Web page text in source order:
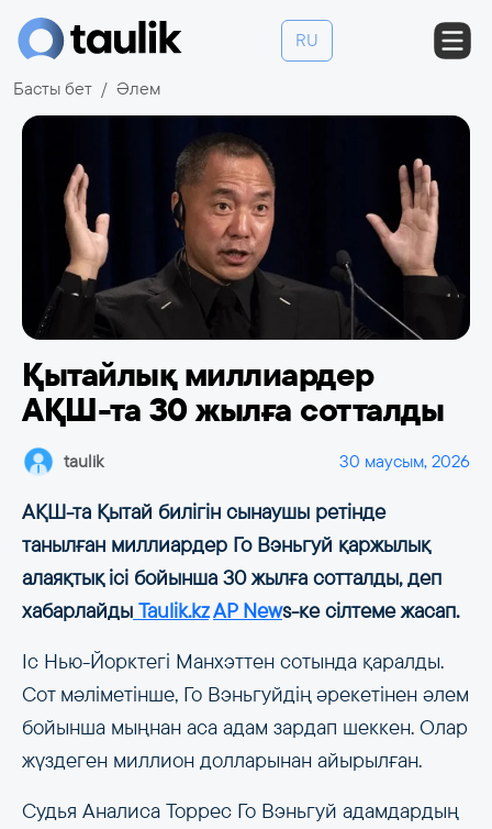
RU
Басты бет Әлем
Қытайлық миллиардер
АҚШ-та 30 жылға сотталды
taulik 30 маусым, 2026
АҚШ-та Қытай билігін сынаушы ретінде
танылған миллиардер Го Вэньгуй қаржылық
алаяқтық ісі бойынша 30 жылға сотталды, деп
хабарлайды Taulik.kzAP News-ке сілтеме жасап.
Іс Нью-Йорктегі Манхэттен сотында қаралды.
Сот мәліметінше, Го Вэньгуйдің әрекетінен әлем
бойынша мыңнан аса адам зардап шеккен. Олар
жүздеген миллион долларынан айырылған.
Судья Аналиса Торрес Го Вэньгуй адамдардың